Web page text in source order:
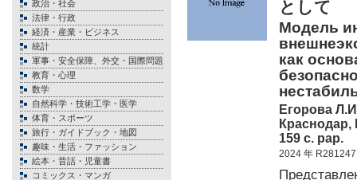
政治・社会
法律・行政
経済・産業・ビジネス
統計
軍事・安全保障、外交・国際問題
教育・心理
数学
自然科学・技術工学・医学
体育・スポーツ
旅行・ガイドブック・地図
趣味・生活・ファッション
絵本・昔話・児童書
コミックス・マンガ
として
Модель
как
Егорова
Краснодар,
159 c. pap.
2024 年 R281247